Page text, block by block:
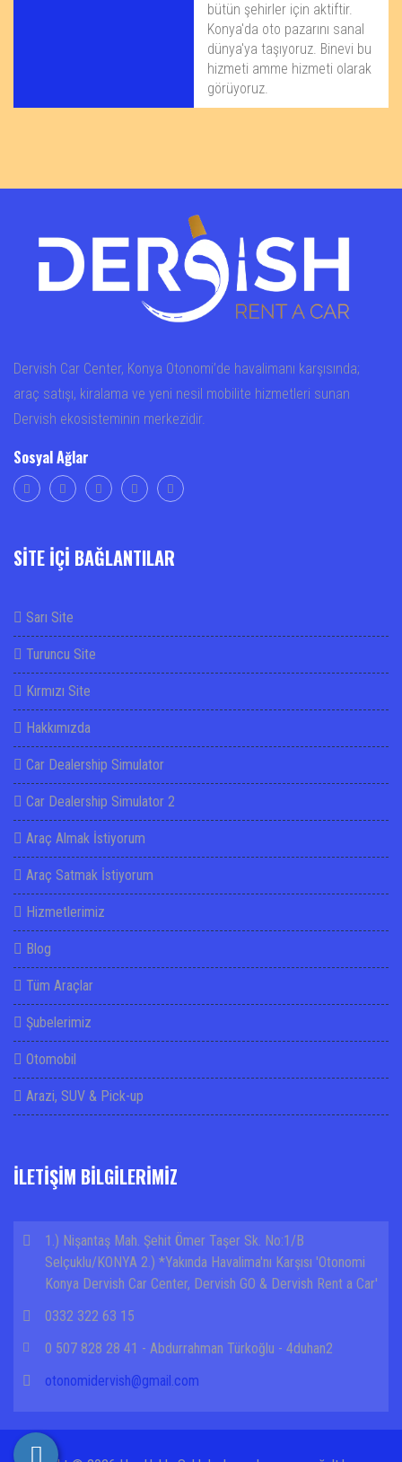
bütün şehirler için aktiftir.
Konya'da oto pazarını sanal
dünya'ya taşıyoruz. Binevi bu
hizmeti amme hizmeti olarak
görüyoruz.
Dervish Car Center, Konya Otonomi’de havalimanı karşısında;
araç satışı, kiralama ve yeni nesil mobilite hizmetleri sunan
Dervish ekosisteminin merkezidir.
Sosyal Ağlar
SİTE İÇİ BAĞLANTILAR
Sarı Site
Turuncu Site
Kırmızı Site
Hakkımızda
Car Dealership Simulator
Car Dealership Simulator 2
Araç Almak İstiyorum
Araç Satmak İstiyorum
Hizmetlerimiz
Blog
Tüm Araçlar
Şubelerimiz
Otomobil
Arazi, SUV & Pick-up
İLETİŞİM BİLGİLERİMİZ
1.) Nişantaş Mah. Şehit Ömer Taşer Sk. No:1/B
Selçuklu/KONYA 2.) *Yakında Havalima'nı Karşısı 'Otonomi
Konya Dervish Car Center, Dervish GO & Dervish Rent a Car'
0332 322 63 15
0 507 828 28 41 - Abdurrahman Türkoğlu - 4duhan2
otonomidervish@gmail.com